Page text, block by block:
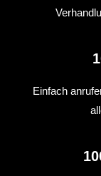
Einfach